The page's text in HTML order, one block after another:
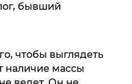
бывший
чтобы выглядеть
наличие массы